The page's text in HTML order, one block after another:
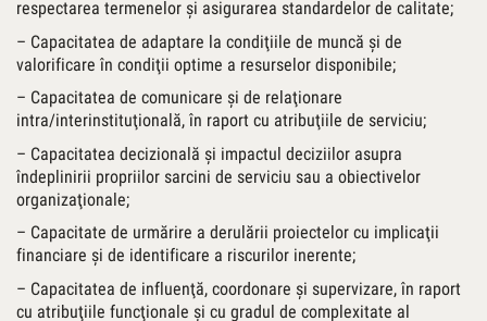
respectarea termenelor şi asigurarea standardelor de calitate;
– Capacitatea de adaptare la condiţiile de muncă şi de
valorificare în condiţii optime a resurselor disponibile;
– Capacitatea de comunicare şi de relaţionare
intra/interinstituţională, în raport cu atribuţiile de serviciu;
– Capacitatea decizională şi impactul deciziilor asupra
îndeplinirii propriilor sarcini de serviciu sau a obiectivelor
organizaţionale;
– Capacitate de urmărire a derulării proiectelor cu implicaţii
financiare şi de identificare a riscurilor inerente;
– Capacitatea de influenţă, coordonare şi supervizare, în raport
cu atribuţiile funcţionale şi cu gradul de complexitate al